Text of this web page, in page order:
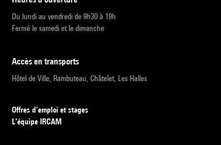
Du lundi au vendredi de 9h30 à 19h
Fermé le samedi et le dimanche
accès en transports
Hôtel de Ville, Rambuteau, Châtelet, Les Halles
Offres d’emploi et stages
L’équipe IRCAM